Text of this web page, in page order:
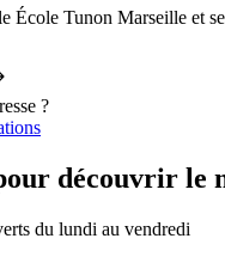
École Tunon Marseille et
?
découvrir le
du lundi au vendredi